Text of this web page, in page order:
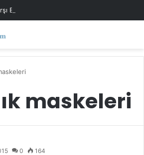
Evde Maske Önerileri
maskeleri
0 164